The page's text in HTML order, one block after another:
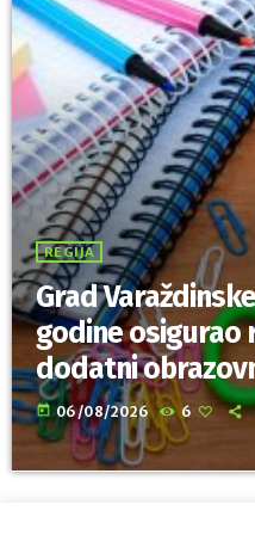
REGIJA
Grad
godine osigurao
dodatni
osnovnoškolce
today 06/08/2026 6